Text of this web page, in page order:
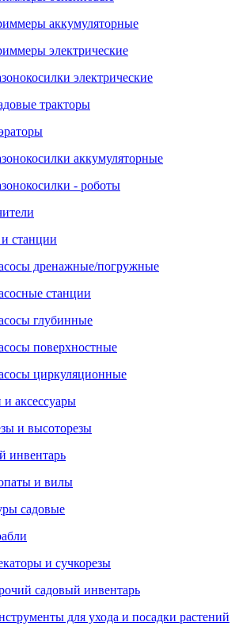
аккумуляторные
электрические
электрические
тракторы
аккумуляторные
- роботы
станции
дренажные/погружные
станции
глубинные
поверхностные
циркуляционные
аксессуары
и высоторезы
инвентарь
и вилы
садовые
и сучкорезы
садовый инвентарь
для ухода и посадки растений